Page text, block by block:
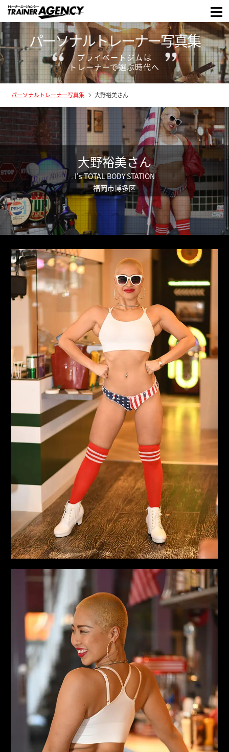
パーソナルトレーナー写真集
プライベートジムは
トレーナーで選ぶ時代へ
パーソナルトレーナー写真集 大野裕美さん
大野裕美さん
I's TOTAL BODY STATION
福岡市博多区